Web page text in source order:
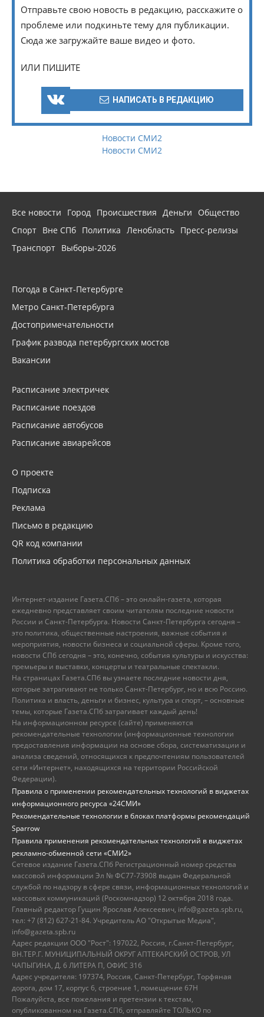
Отправьте свою новость в редакцию, расскажите о
проблеме или подкиньте тему для публикации.
Сюда же загружайте ваше видео и фото.
ИЛИ ПИШИТЕ
НАПИСАТЬ В РЕДАКЦИЮ
Новости СМИ2
Новости СМИ2
Все новости Город Происшествия Деньги
Общество
Спорт Вне СПб Политика Ленобласть Пресс-релизы
Транспорт Выборы-2026
Погода в Санкт-Петербурге
Метро Санкт-Петербурга
Достопримечательности
График развода петербургских мостов
Вакансии
Расписание электричек
Расписание поездов
Расписание автобусов
Расписание авиарейсов
О проекте
Подписка
Реклама
Письмо в редакцию
QR код компании
Политика обработки персональных данных
Интернет-издание Газета.СПб – это онлайн-газета, которая
ежедневно представляет своим читателям последние новости
России и Санкт-Петербурга. Новости Санкт-Петербурга сегодня –
это политика, общественные настроения, важные события и
мероприятия, новости бизнеса и социальной сферы. Кроме того,
новости СПб сегодня – это, конечно, события культуры и искусства:
премьеры и выставки, концерты и театральные спектакли.
На страницах Газета.СПб вы узнаете последние новости дня,
которые затрагивают не только Санкт-Петербург, но и всю Россию.
Политика и власть, деньги и бизнес, культура и спорт, – основные
темы, которые Газета.СПб затрагивает каждый день!
На информационном ресурсе (сайте) применяются
рекомендательные технологии (информационные технологии
предоставления информации на основе сбора, систематизации и
анализа сведений, относящихся к предпочтениям пользователей
сети «Интернет», находящихся на территории Российской
Федерации).
Правила о применении рекомендательных технологий в виджетах
информационного ресурса «24СМИ»
Рекомендательные технологии в блоках платформы рекомендаций
Sparrow
Правила применения рекомендательных технологий в виджетах
рекламно-обменной сети «СМИ2»
Сетевое издание Газета.СПб Регистрационный номер средства
массовой информации Эл № ФС77-73908 выдан Федеральной
службой по надзору в сфере связи, информационных технологий и
массовых коммуникаций (Роскомнадзор) 12 октября 2018 года.
Главный редактор Гущин Ярослав Алексеевич, info@gazeta.spb.ru,
тел: +7 (812) 627-21-84. Учредитель АО "Открытые Медиа",
info@gazeta.spb.ru
Адрес редакции ООО "Рост": 197022, Россия, г.Санкт-Петербург,
ВН.ТЕР.Г. МУНИЦИПАЛЬНЫЙ ОКРУГ АПТЕКАРСКИЙ ОСТРОВ, УЛ
ЧАПЫГИНА, Д. 6 ЛИТЕРА П, ОФИС 316
Адрес учредителя: 197374, Россия, Санкт-Петербург, Торфяная
дорога, дом 17, корпус 6, строение 1, помещение 67Н
Пожалуйста, все пожелания и претензии к текстам,
опубликованном на Газета.СПб, отправляйте ТОЛЬКО по